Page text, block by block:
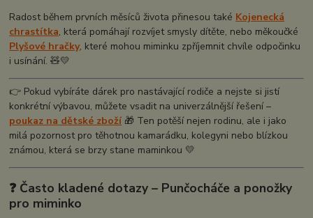
Radost během prvních měsíců života přinesou také Kojenecká
chrastítka, která pomáhají rozvíjet smysly dítěte, nebo měkoučké
Plyšové hračky, které mohou miminku zpříjemnit chvíle odpočinku
i usínání. 🧸💛
👉 Pokud vybíráte dárek pro nastávající rodiče a nejste si jistí
konkrétní výbavou, můžete vsadit na univerzálnější řešení –
poukaz na dětské zboží 🎁 Ten potěší nejen rodinu, ale i jako
milá pozornost pro těhotnou kamarádku, kolegyni nebo blízkou
známou, která se brzy stane maminkou 💛
❓ Často kladené dotazy – Punčocháče a ponožky
pro miminko